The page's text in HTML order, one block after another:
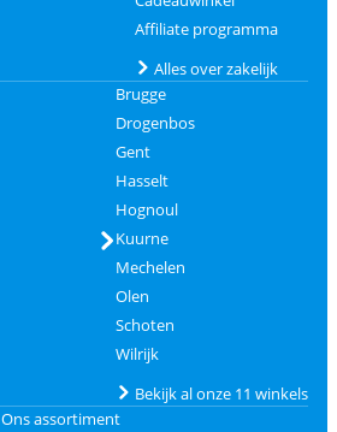
Affiliate programma
Alles over zakelijk
Brugge
Drogenbos
Gent
Hasselt
Hognoul
Kuurne
Mechelen
Olen
Schoten
Wilrijk
Bekijk al onze 11 winkels
Ons assortiment